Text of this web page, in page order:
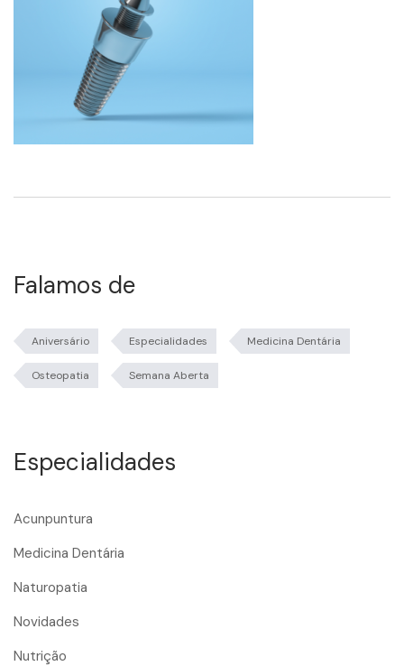
Falamos de
Aniversário Especialidades Medicina Dentária
Osteopatia Semana Aberta
Especialidades
Acunpuntura
Medicina Dentária
Naturopatia
Novidades
Nutrição